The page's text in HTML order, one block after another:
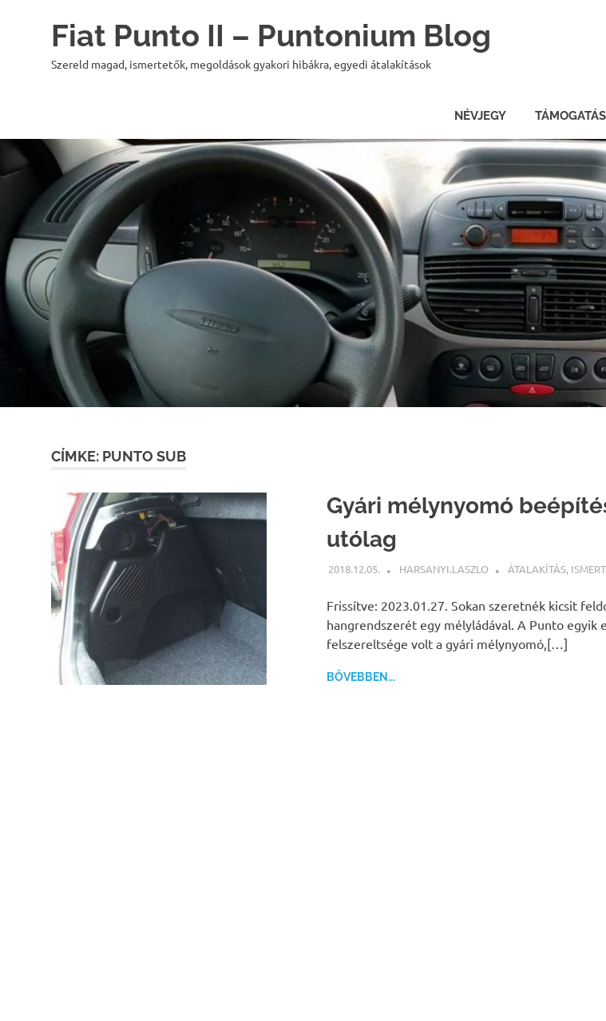
Fiat Punto II – Puntonium Blog
Szereld magad, ismertetők, megoldások gyakori hibákra, egyedi átalakítások
NÉVJEGY TÁMOGATÁS
CÍMKE: PUNTO SUB
Gyári mélynyomó
utólag
2018.12.05. HARSANYI.LASZLO ÁTALAKÍTÁS,
Frissítve: 2023.01.27. Sokan szeretnék kicsit
hangrendszerét egy mélyládával. A Punto egyik
felszereltsége volt a gyári mélynyomó,[…]
BŐVEBBEN...